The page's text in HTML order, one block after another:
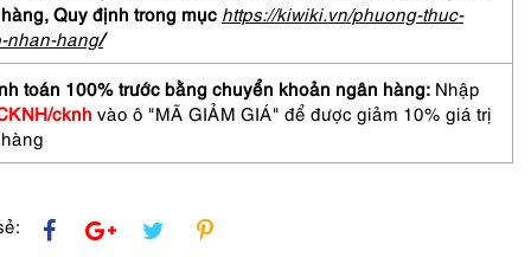
Quy định trong mục https://kiwiki.vn/phuong-thuc-
nhan-hang/
toán 100% trước bằng chuyển khoản ngân hàng: Nhập
cknh vào ô "MÃ GIẢM GIÁ" để được giảm 10% giá trị